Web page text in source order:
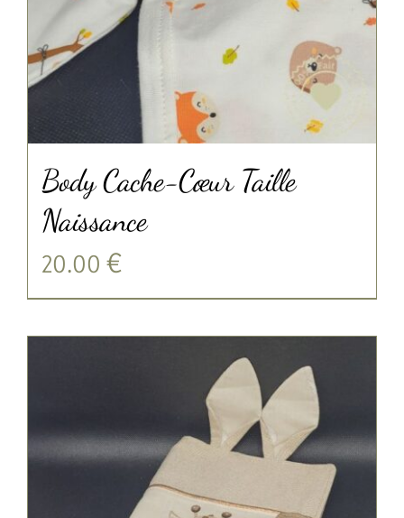
Body Cache-Cœur Taille
Naissance
20.00 €